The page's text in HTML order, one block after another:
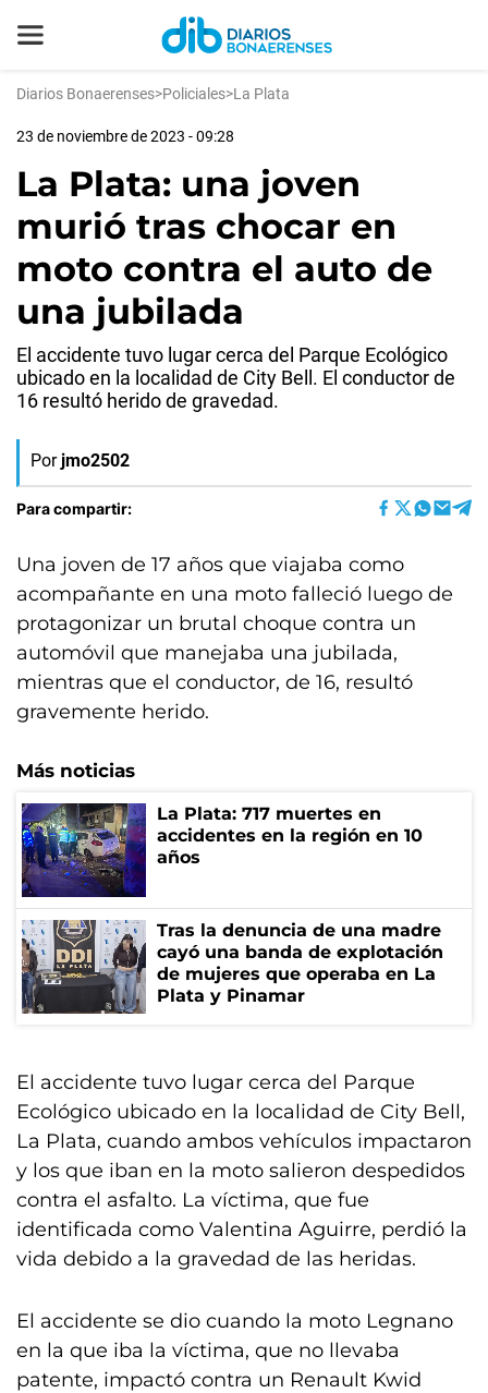
Diarios Bonaerenses>Policiales>La Plata
23 de noviembre de 2023 - 09:28
La Plata: una joven
murió tras chocar en
moto contra el auto de
una jubilada
El accidente tuvo lugar cerca del Parque Ecológico
ubicado en la localidad de City Bell. El conductor de
16 resultó herido de gravedad.
Por jmo2502
Para compartir:
Una joven de 17 años que viajaba como
acompañante en una moto falleció luego de
protagonizar un brutal choque contra un
automóvil que manejaba una jubilada,
mientras que el conductor, de 16, resultó
gravemente herido.
Más noticias
La Plata: 717 muertes en
accidentes en la región en 10
años
Tras la denuncia de una madre
cayó una banda de explotación
de mujeres que operaba en La
Plata y Pinamar
El accidente tuvo lugar cerca del Parque
Ecológico ubicado en la localidad de City Bell,
La Plata, cuando ambos vehículos impactaron
y los que iban en la moto salieron despedidos
contra el asfalto. La víctima, que fue
identificada como Valentina Aguirre, perdió la
vida debido a la gravedad de las heridas.
El accidente se dio cuando la moto Legnano
en la que iba la víctima, que no llevaba
patente, impactó contra un Renault Kwid